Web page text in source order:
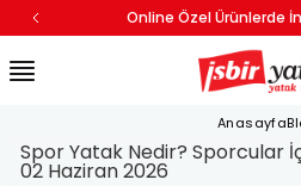
Online Özel Ürünlerde
Anasayfa
Spor Yatak Nedir? Sporcular
02 Haziran 2026